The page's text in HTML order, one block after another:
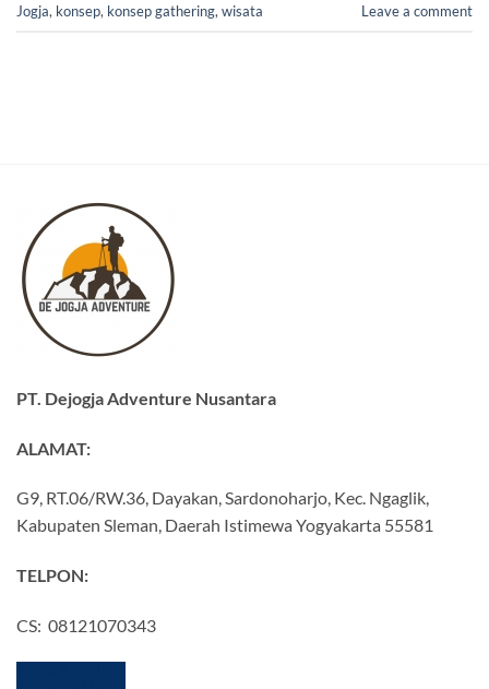
Jogja, konsep, konsep gathering,wisata Leave a comment
PT. Dejogja Adventure Nusantara
ALAMAT:
G9, RT.06/RW.36, Dayakan, Sardonoharjo, Kec. Ngaglik,
Kabupaten Sleman, Daerah Istimewa Yogyakarta 55581
TELPON:
CS: 08121070343